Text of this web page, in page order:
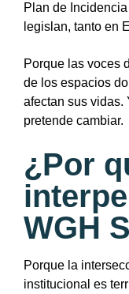
Plan de
legislan, tanto en
Porque las voces
de los espacios
afectan sus vidas.
pretende cambiar.
¿Por
WGH
Porque la
institucional es